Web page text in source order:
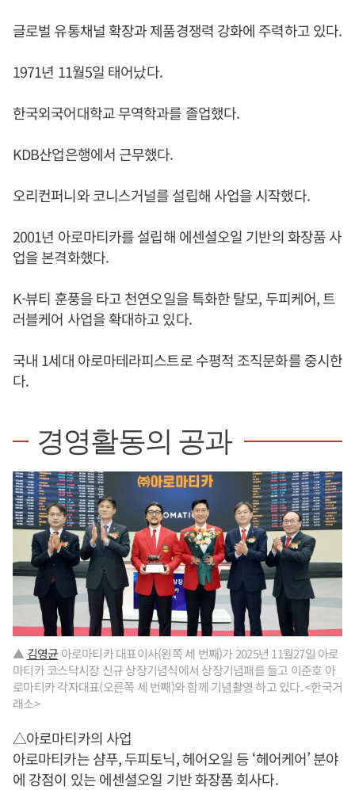
글로벌 유통채널 확장과 제품경쟁력 강화에 주력하고 있다.
1971년 11월5일 태어났다.
한국외국어대학교 무역학과를 졸업했다.
KDB산업은행에서 근무했다.
오리컨퍼니와 코니스거널를 설립해 사업을 시작했다.
2001년 아로마티카를 설립해 에센셜오일 기반의 화장품 사
업을 본격화했다.
K-뷰티 훈풍을 타고 천연오일을 특화한 탈모, 두피케어, 트
러블케어 사업을 확대하고 있다.
국내 1세대 아로마테라피스트로 수평적 조직문화를 중시한
다.
경영활동의 공과
▲ 김영균 아로마티카 대표이사(왼쪽 세 번째)가 2025년 11월27일 아로
마티카 코스닥시장 신규 상장기념식에서 상장기념패를 들고 이준호 아
로마티카 각자대표(오른쪽 세 번째)와 함께 기념촬영 하고 있다. <한국거
래소>
△아로마티카의 사업
아로마티카는 샴푸, 두피토닉, 헤어오일 등 ‘헤어케어’ 분야
에 강점이 있는 에센셜오일 기반 화장품 회사다.